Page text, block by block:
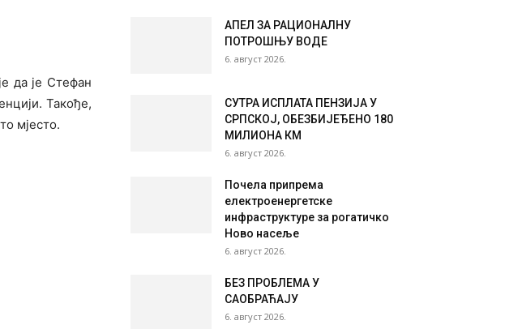
да је Стефан
Такође,
мјесто.
АПЕЛ ЗА РАЦИОНАЛНУ
ПОТРОШЊУ ВОДЕ
6. август 2026.
СУТРА ИСПЛАТА ПЕНЗИЈА У
СРПСКОЈ, ОБЕЗБИЈЕЂЕНО 180
МИЛИОНА КМ
6. август 2026.
Почела припрема
електроенергетске
инфраструктуре за рогатичко
Ново насеље
6. август 2026.
БЕЗ ПРОБЛЕМА У
САОБРАЋАЈУ
6. август 2026.